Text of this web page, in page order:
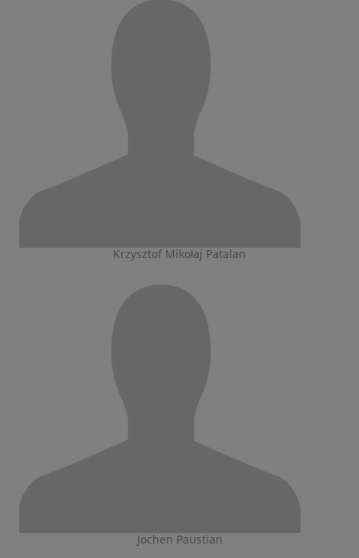
Krzysztof Mikołaj Patalan
Jochen Paustian